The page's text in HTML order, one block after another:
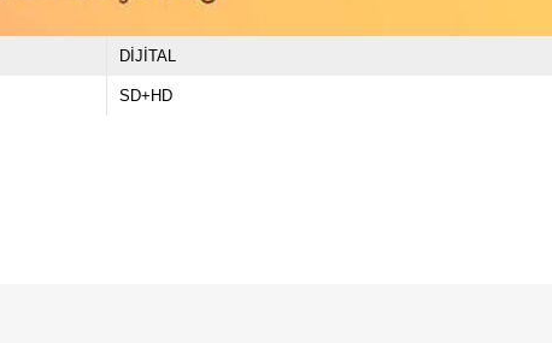
DİJİTAL
SD+HD